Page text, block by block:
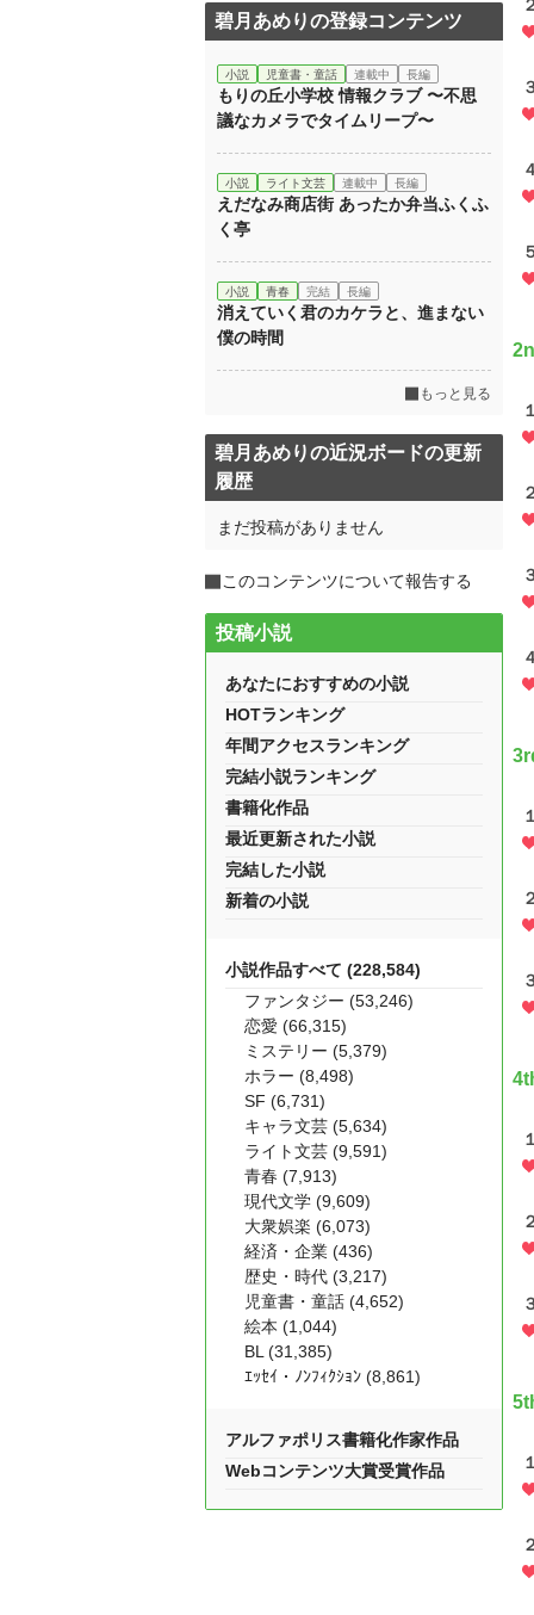
碧月あめりの登録コンテンツ
小説 児童書・童話 連載中 長編
もりの丘小学校 情報クラブ 〜不思
議なカメラでタイムリープ〜
小説 ライト文芸 連載中 長編
えだなみ商店街 あったか弁当ふくふ
く亭
小説 青春 完結 長編
消えていく君のカケラと、進まない
僕の時間
もっと見る
碧月あめりの近況ボードの更新
履歴
まだ投稿がありません
このコンテンツについて報告する
投稿小説
あなたにおすすめの小説
HOTランキング
年間アクセスランキング
完結小説ランキング
書籍化作品
最近更新された小説
完結した小説
新着の小説
小説作品すべて (228,584)
ファンタジー (53,246)
恋愛 (66,315)
ミステリー (5,379)
ホラー (8,498)
SF (6,731)
キャラ文芸 (5,634)
ライト文芸 (9,591)
青春 (7,913)
現代文学 (9,609)
大衆娯楽 (6,073)
経済・企業 (436)
歴史・時代 (3,217)
児童書・童話 (4,652)
絵本 (1,044)
BL (31,385)
ｴｯｾｲ・ﾉﾝﾌｨｸｼｮﾝ (8,861)
アルファポリス書籍化作家作品
Webコンテンツ大賞受賞作品